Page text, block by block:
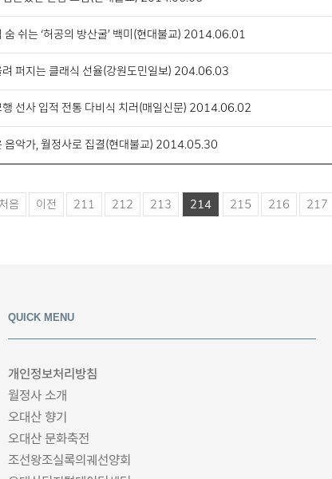
숨 쉬는 ‘허공의 방산굴’ 백미(현대불교) 2014.06.01
려 퍼지는 클래식 선율(강원도민일보) 204.06.03
행 선사 입적 전통 다비식 치러(매일신문) 2014.06.02
음악가, 월정사로 집결(현대불교) 2014.05.30
처음 이전 211 212 213 214 215 216 217
QUICK MENU
개인정보처리방침
월정사 소개
오대산 향기
오대산 문화축전
조선왕조실록의궤선양회